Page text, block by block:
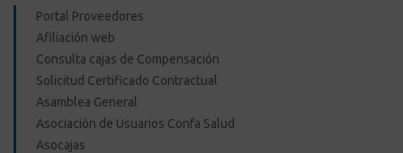
Portal Proveedores
Afiliación web
Consulta cajas de Compensación
Solicitud Certificado Contractual
Asamblea General
Asociación de Usuarios Confa Salud
Asocajas